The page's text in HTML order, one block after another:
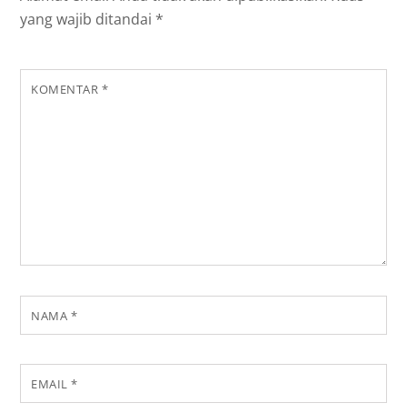
yang wajib ditandai *
KOMENTAR*
NAMA *
EMAIL*